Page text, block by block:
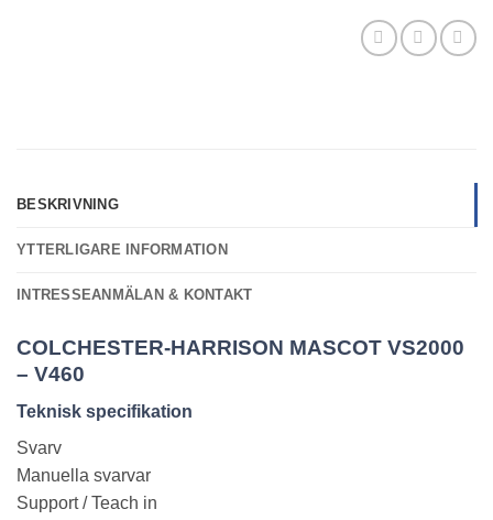
BESKRIVNING
YTTERLIGARE INFORMATION
INTRESSEANMÄLAN & KONTAKT
COLCHESTER-HARRISON MASCOT VS2000
– V460
Teknisk specifikation
Svarv
Manuella svarvar
Support / Teach in